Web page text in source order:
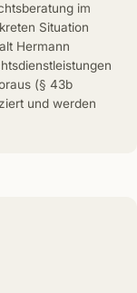
im
Situation
Hermann
(§ 43b
und werden